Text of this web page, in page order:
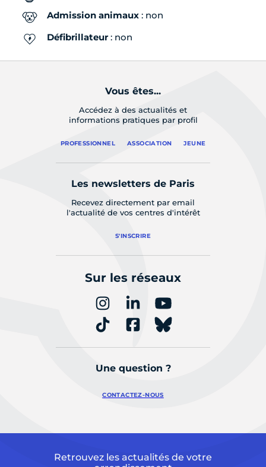
Admission animaux : non
Défibrillateur: non
Vous êtes...
Accédez à des actualités et
informations pratiques par profil
PROFESSIONNEL ASSOCIATION JEUNE
Les newsletters de Paris
Recevez directement par email
l'actualité de vos centres d'intérêt
S'INSCRIRE
Sur les réseaux
Une question ?
CONTACTEZ-NOUS
Retrouvez les actualités de votre